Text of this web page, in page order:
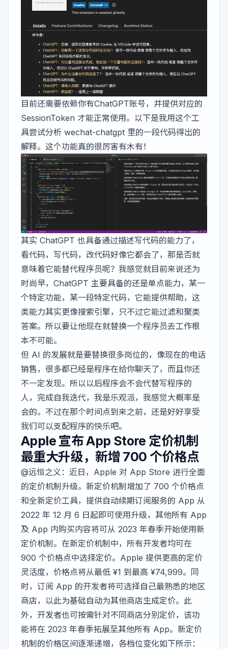
目前还需要依赖你有ChatGPT账号，并提供对应的
SessionToken 才能正常使用。以下是我用这个工
具尝试分析 wechat-chatgpt 里的一段代码得出的
解释。这个功能真的很厉害有木有！
其实 ChatGPT 也具备通过描述写代码的能力了，
看代码，写代码，改代码好像它都会了，那是否就
意味着它能替代程序员呢？我感觉就目前来说还为
时尚早，ChatGPT 主要具备的还是单点能力，某一
个特定功能，某一段特定代码，它能提供帮助，这
类能力其实更像搜索引擎，只不过它能过滤和聚类
答案。所以要让他现在就替换一个程序员去工作根
本不可能。
但 AI 的发展就是要替换很多岗位的，像现在的电话
销售，很多都已经是程序在给你聊天了，而且你还
不一定发现。所以以后程序会不会代替写程序的
人，完成自我迭代，我是乐观派，我感觉大概率是
会的。不过在那个时间点到来之前，还是好好享受
我们可以支配程序的快乐吧。
Apple 宣布 App Store 定价机制
最重大升级，新增 700 个价格点
@远恒之义 ：近日，Apple 对 App Store 进行全面
的定价机制升级。新定价机制增加了 700 个价格点
和全新定价工具，提供自动续期订阅服务的 App 从
2022 年 12 月 6 日起即可使用升级，其他所有 App
及 App 内购买内容将可从 2023 年春季开始使用新
定价机制。在新定价机制中，所有开发者均可在
900 个价格点中选择定价。Apple 提供更高的定价
灵活度，价格点将从最低 ¥1 到最高 ¥74,999。同
时，订阅 App 的开发者将可选择自己最熟悉的地区
商店，以此为基础自动为其他商店生成定价。此
外，开发者也可按需针对不同商店分别定价，该功
能将在 2023 年春季拓展至其他所有 App。新定价
机制的价格区间逐渐递增，各档位变化如下所示：